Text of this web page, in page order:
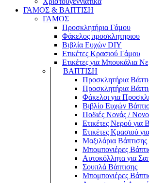
ΓΑΜΟΣ & ΒΑΠΤΙΣΗ
ΓΑΜΟΣ
Προσκλητήρια Γάμου
Φάκελος προσκλητηριου
Βιβλία Ευχών DIY
Ετικέτες Κρασιού Γάμου
Ετικέτες για Μπουκάλια
ΒΑΠΤΙΣΗ
Προσκλητήρια
Προσκλητήρια
Φάκελοι για
Βιβλίο Ευχών
Ποδιές Νονάς /
Ετικέτες Νερού για
Ετικέτες Κρασιού
Μαξιλάρια Βάπτισης
Μπομπονιέρες
Αυτοκόλλητα για
Σουπλά Βάπτισης
Μπομπονιέρες